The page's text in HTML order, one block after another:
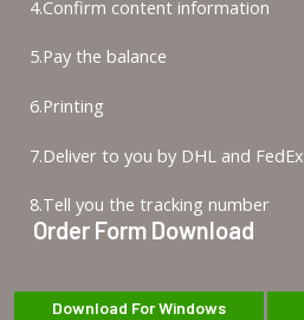
4.Confirm content information
5.Pay the balance
6.Printing
7.Deliver to you by DHL and FedEx
8.Tell you the tracking number
Order Form Download
Download For Windows